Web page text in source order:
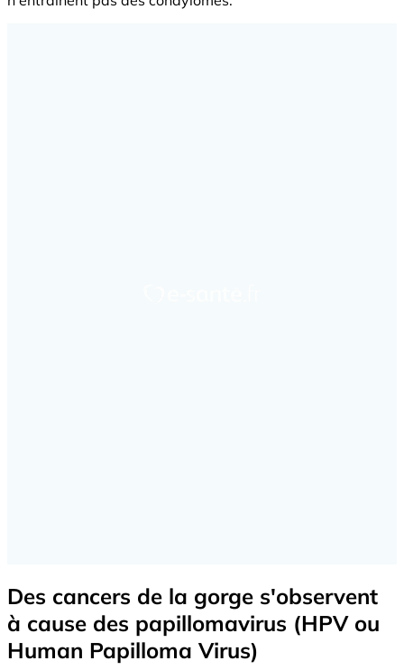
Des cancers de la gorge s'observent
à cause des papillomavirus (HPV ou
Human Papilloma Virus)